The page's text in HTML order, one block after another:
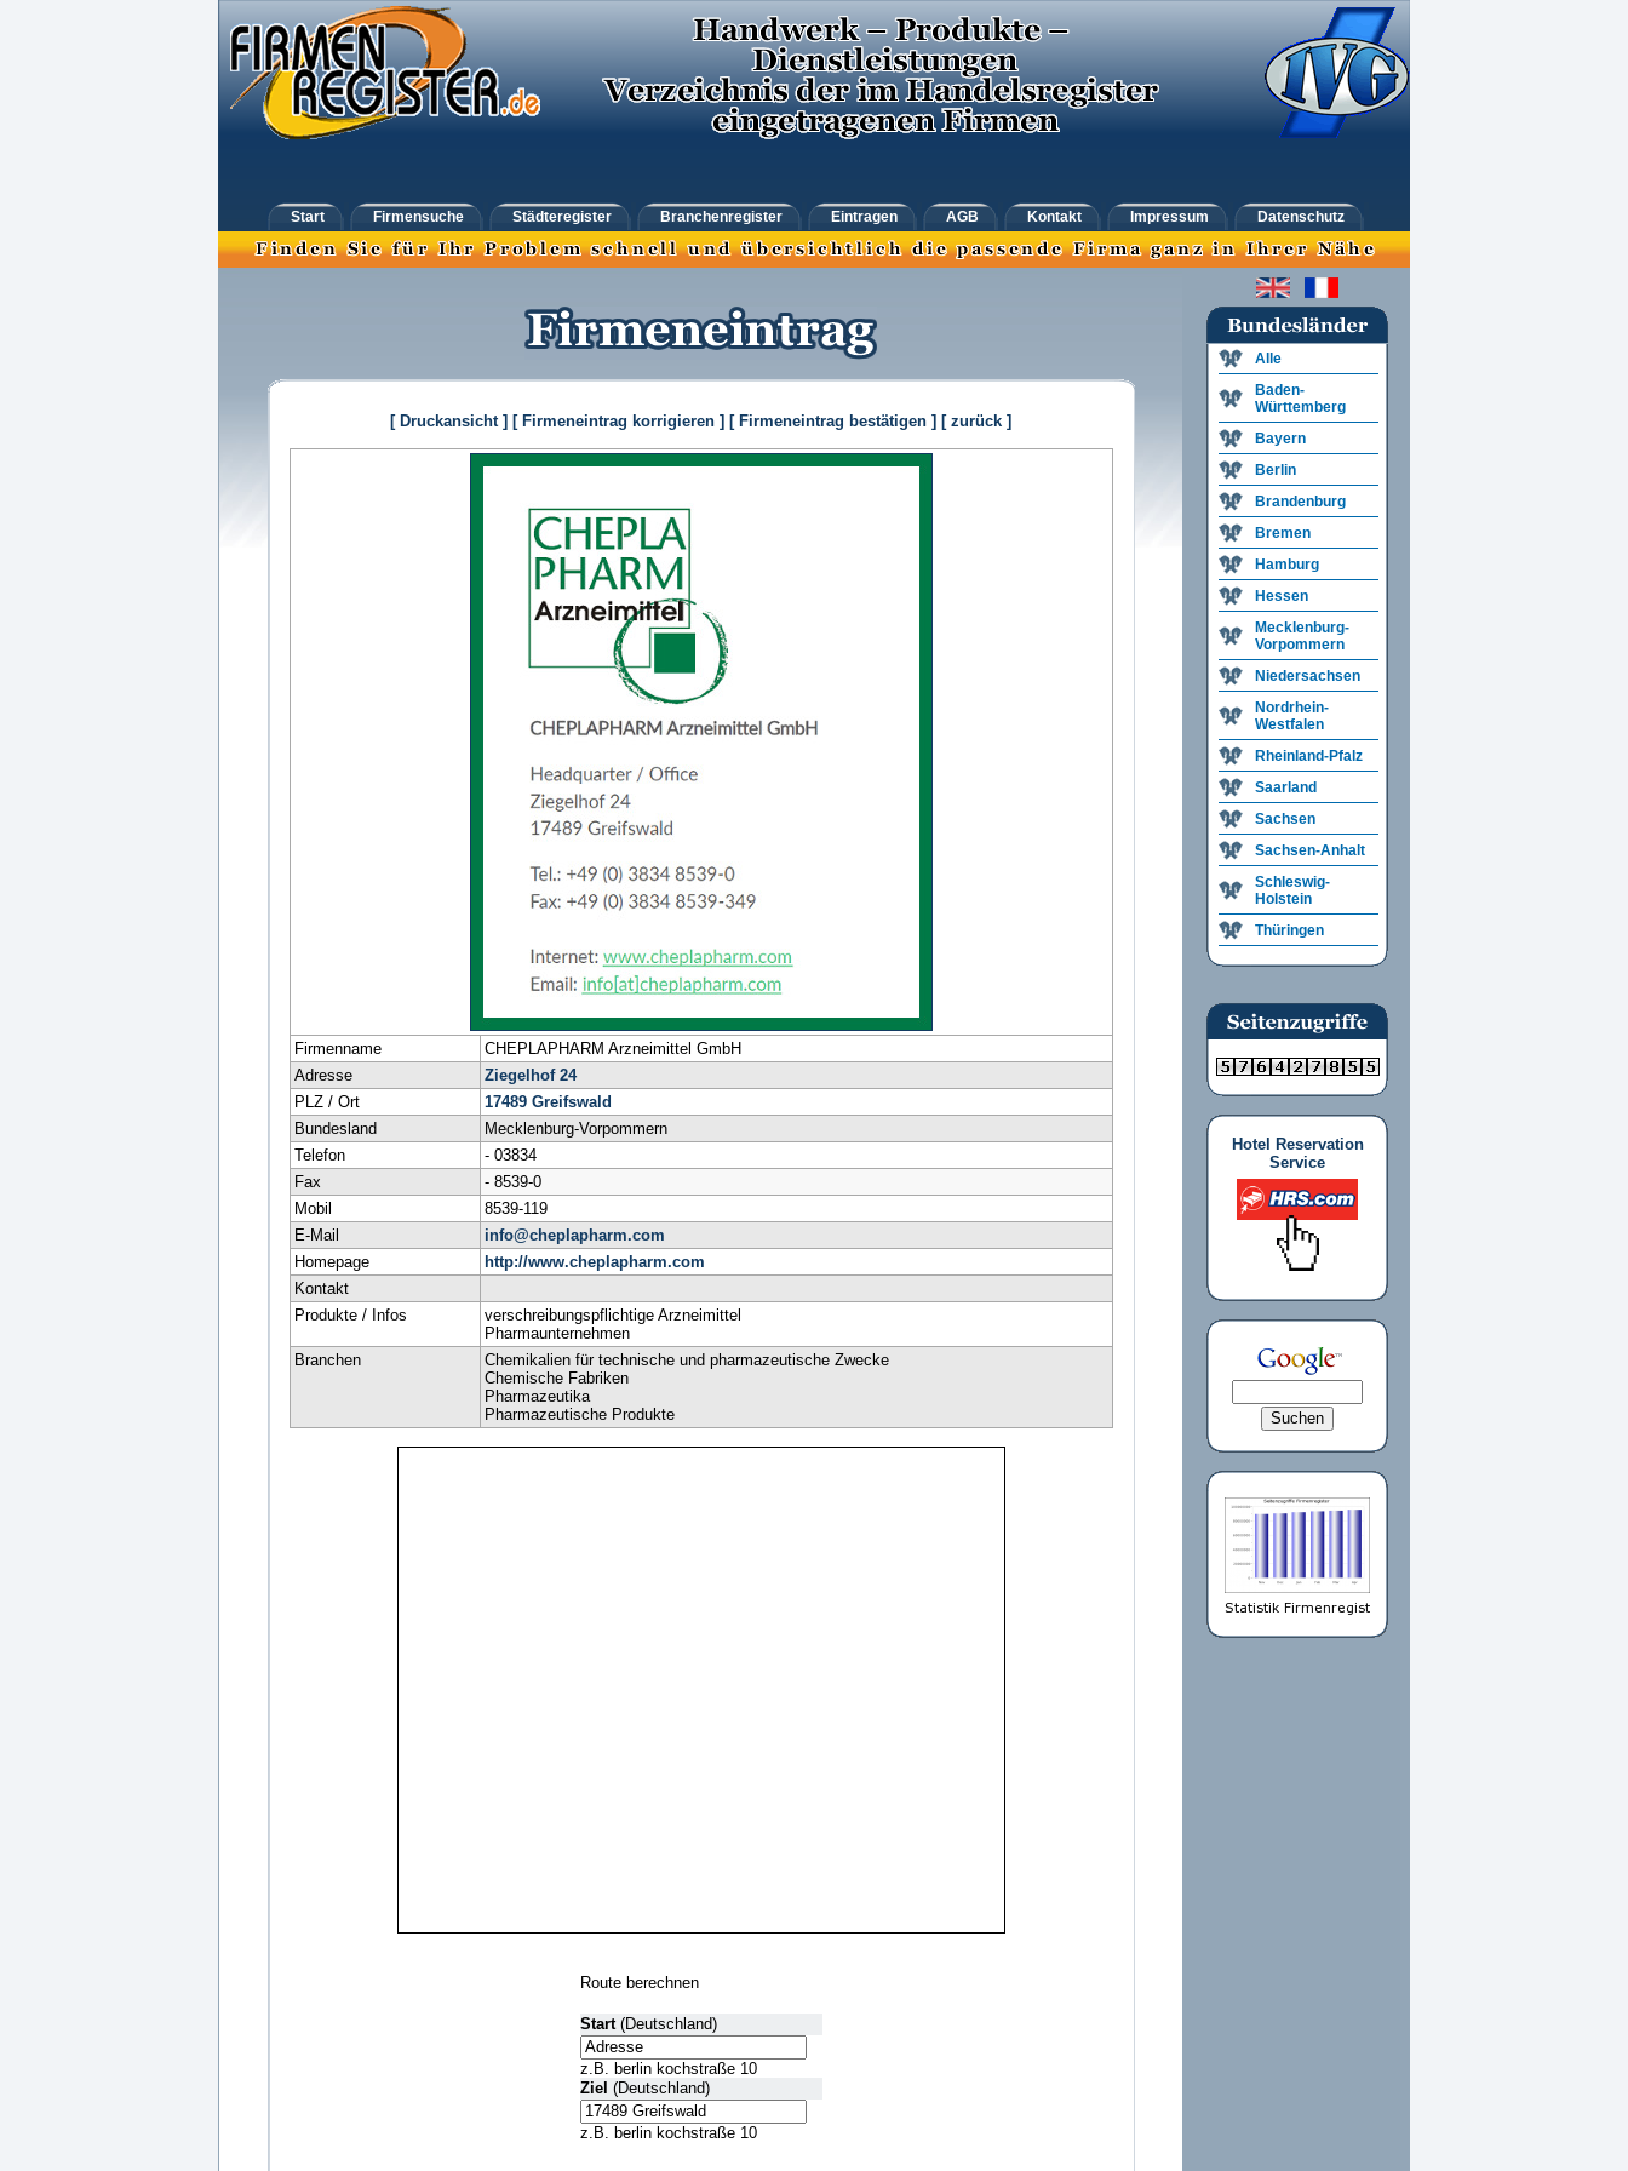
Start Firmensuche Städteregister Branchenregister Eintragen AGB Kontakt Impressum Datenschutz
[ Druckansicht ] [ Firmeneintrag korrigieren ] [ Firmeneintrag bestätigen ] [ zurück ]
Firmenname
CHEPLAPHARM Arzneimittel GmbH
Adresse
Ziegelhof 24
PLZ / Ort
17489 Greifswald
Bundesland
Mecklenburg-Vorpommern
Telefon
- 03834
Fax
- 8539-0
Mobil
8539-119
E-Mail
info@cheplapharm.com
Homepage
http://www.cheplapharm.com
Kontakt
Produkte / Infos
verschreibungspflichtige Arzneimittel
Pharmaunternehmen
Branchen
Chemikalien für technische und pharmazeutische Zwecke
Chemische Fabriken
Pharmazeutika
Pharmazeutische Produkte
Route berechnen
Start(Deutschland)
z.B. berlin kochstraße 10
Ziel (Deutschland)
z.B. berlin kochstraße 10
Alle
Baden-
Württemberg
Bayern
Berlin
Brandenburg
Bremen
Hamburg
Hessen
Mecklenburg-
Vorpommern
Niedersachsen
Nordrhein-
Westfalen
Rheinland-Pfalz
Saarland
Sachsen
Sachsen-Anhalt
Schleswig-
Holstein
Thüringen
Hotel Reservation
Service